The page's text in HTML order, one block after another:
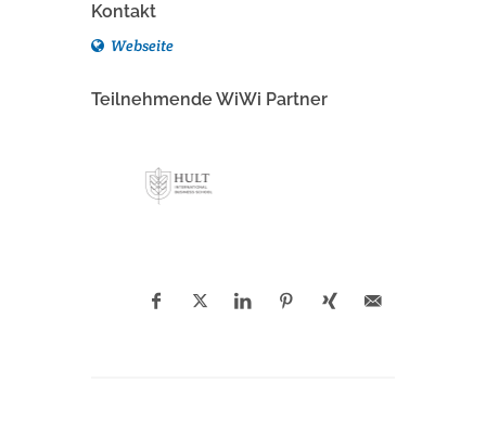
Kontakt
Webseite
Teilnehmende WiWi Partner